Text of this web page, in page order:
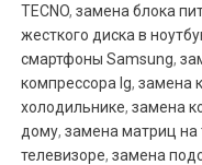
TECNO,замена блока
жесткого диска в
смартфоны Samsung,
компрессора lg,замена
холодильнике,замена
дому,замена матриц на
телевизоре,замена